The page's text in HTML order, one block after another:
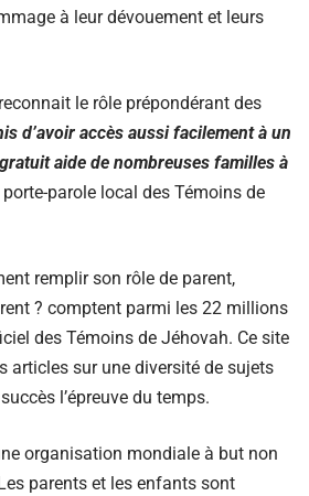
à leur dévouement et leurs
le rôle prépondérant des
d’avoir accès aussi facilement à un
aide de nombreuses familles à
parole local des Témoins de
remplir son rôle de parent,
? comptent parmi les 22 millions
des Témoins de Jéhovah. Ce site
articles sur une diversité de sujets
l’épreuve du temps.
organisation mondiale à but non
parents et les enfants sont